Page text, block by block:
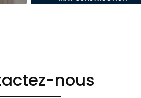
nous